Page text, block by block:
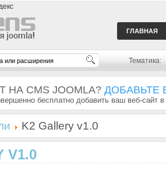
ГЛАВНАЯ
Тематика:
CMS JOOMLA? ДОБАВЬТЕ
бесплатно добавить ваш веб-сайт
K2 Gallery v1.0
V1.0